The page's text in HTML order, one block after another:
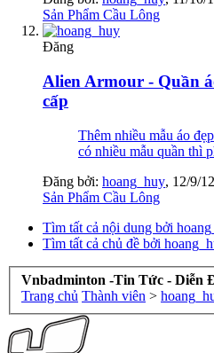
Sản Phẩm Cầu Lông
Đăng
Alien Armour - Quần
cấp
Thêm nhiều mẫu áo
có nhiều mẫu quần thì
Đăng bởi: hoang_huy, 12/9/12
Sản Phẩm Cầu Lông
Tìm tất cả nội dung bởi
Tìm tất cả chủ đề bởi
Vnbadminton -Tin Tức - Diễn
Trang chủ Thành viên >